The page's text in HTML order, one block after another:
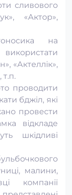
сливового
«Актор»,
на
«Актеллік»,
т.п.
проводити
бджіл, які
провести
відкладе
шкідливі
малини,
компанії